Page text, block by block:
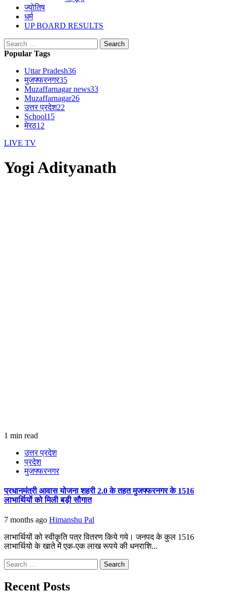
ज्योतिष
धर्म
UP BOARD RESULTS
Search
for:
Popular Tags
Uttar Pradesh36
मुजफ्फरनगर35
Muzaffarnagar news33
Muzaffarnagar26
उत्तर प्रदेश22
School15
मेरठ12
LIVE TV
Yogi Adityanath
1 min read
उत्तर प्रदेश
प्रदेश
मुजफ्फरनगर
प्रधानमंत्री आवास योजना शहरी 2.0 के तहत मुजफ्फरनगर के 1516
लाभार्थियों को मिली बड़ी सौगात
7 months ago Himanshu Pal
लाभार्थियों को स्वीकृति पत्र वितरण किये गये। जनपद के कुल 1516
लाभार्थियो के खाते में एक-एक लाख रूपये की धनराशि...
Search
for:
Recent Posts